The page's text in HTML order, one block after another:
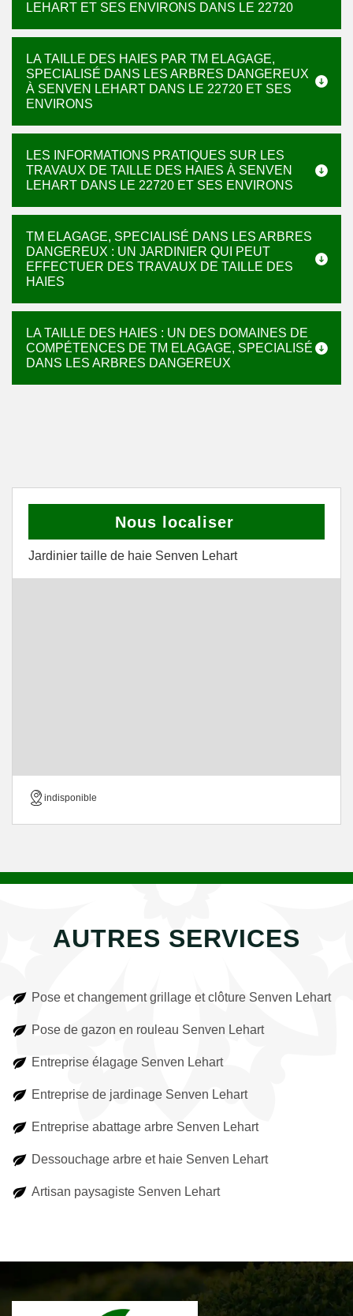
LEHART ET SES ENVIRONS DANS LE 22720
LA TAILLE DES HAIES PAR TM ELAGAGE,
SPECIALISÉ DANS LES ARBRES DANGEREUX
À SENVEN LEHART DANS LE 22720 ET SES
ENVIRONS
LES INFORMATIONS PRATIQUES SUR LES
TRAVAUX DE TAILLE DES HAIES À SENVEN
LEHART DANS LE 22720 ET SES ENVIRONS
TM ELAGAGE, SPECIALISÉ DANS LES ARBRES
DANGEREUX : UN JARDINIER QUI PEUT
EFFECTUER DES TRAVAUX DE TAILLE DES
HAIES
LA TAILLE DES HAIES : UN DES DOMAINES DE
COMPÉTENCES DE TM ELAGAGE, SPECIALISÉ
DANS LES ARBRES DANGEREUX
Nous localiser
Jardinier taille de haie Senven Lehart
indisponible
AUTRES SERVICES
Pose et changement grillage et clôture Senven Lehart
Pose de gazon en rouleau Senven Lehart
Entreprise élagage Senven Lehart
Entreprise de jardinage Senven Lehart
Entreprise abattage arbre Senven Lehart
Dessouchage arbre et haie Senven Lehart
Artisan paysagiste Senven Lehart